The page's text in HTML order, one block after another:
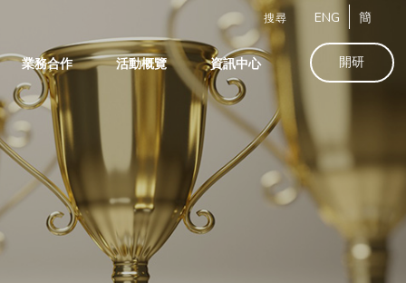
搜尋 ENG 簡
業務合作 活動概覽 資訊中心 開研